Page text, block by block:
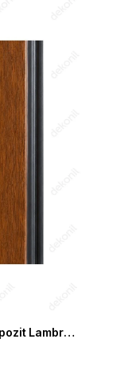
Akçağaç Dış Cephe Kompozit Lambri Kaplaması 20cm